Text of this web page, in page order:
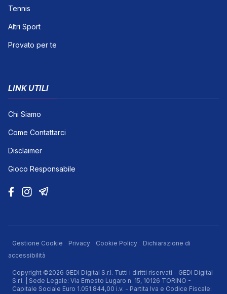
Tennis
Altri Sport
Provato per te
LINK UTILI
Chi Siamo
Come Contattarci
Disclaimer
Gioco Responsabile
Gestione Cookie Privacy Cookie Policy
Dichiarazione di
accessibilità
Copyright ©2026 GEDI Digital S.r.l. Tutti i diritti riservati - GEDI Digital
S.r.l. | Sede Legale: Via Ernesto Lugaro n. 15, 10126 TORINO -
Capitale Sociale Euro 1.051.844,00 i.v. - Partita Iva e Codice Fiscale: